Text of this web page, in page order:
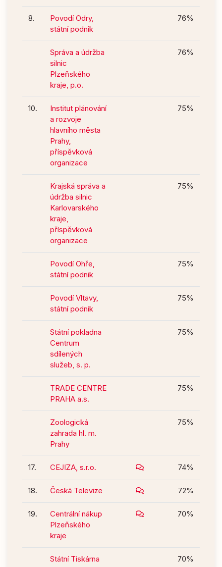
8.
Povodí Odry,
státní podnik
76%
Správa a údržba
silnic
Plzeňského
kraje, p.o.
76%
10.
Institut plánování
a rozvoje
hlavního města
Prahy,
příspěvková
organizace
75%
Krajská správa a
údržba silnic
Karlovarského
kraje,
příspěvková
organizace
75%
Povodí Ohře,
státní podnik
75%
Povodí Vltavy,
státní podnik
75%
Státní pokladna
Centrum
sdílených
služeb, s. p.
75%
TRADE CENTRE
PRAHA a.s.
75%
Zoologická
zahrada hl. m.
Prahy
75%
17. CEJIZA, s.r.o. 74%
18. Česká Televize 72%
19.
Centrální nákup
Plzeňského
kraje
70%
Státní Tiskárna
70%